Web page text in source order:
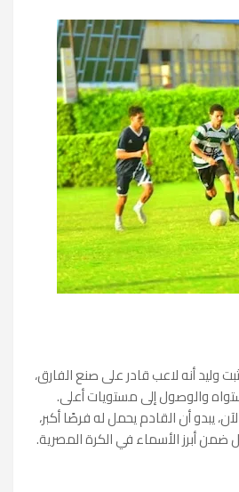
وليد أنه لاعب قادر على صنع الفارق،
والوصول إلى مستويات أعلى.
يبدو أن القادم يحمل له فرصًا أكبر،
أبرز الأسماء في الكرة المصرية.